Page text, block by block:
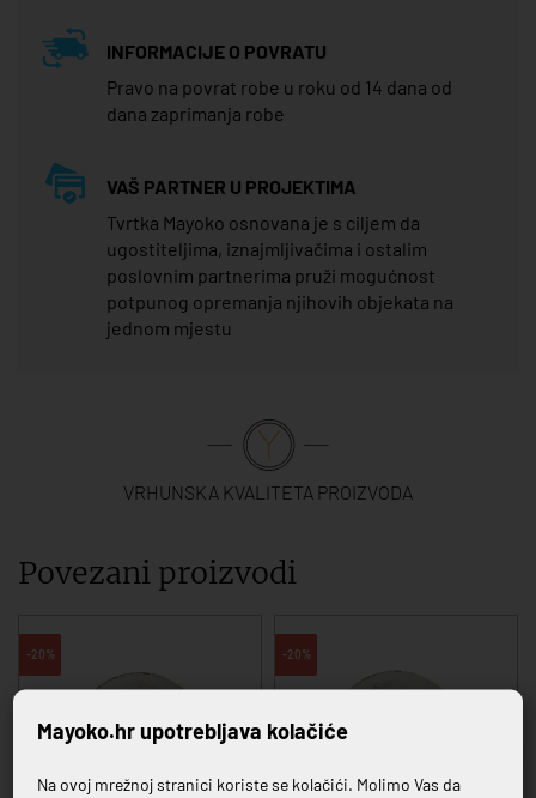
INFORMACIJE O POVRATU
Pravo na povrat robe u roku od 14 dana od
dana zaprimanja robe
VAŠ PARTNER U PROJEKTIMA
Tvrtka Mayoko osnovana je s ciljem da
ugostiteljima, iznajmljivačima i ostalim
poslovnim partnerima pruži mogućnost
potpunog opremanja njihovih objekata na
jednom mjestu
VRHUNSKA KVALITETA PROIZVODA
Povezani proizvodi
-20% -20%
Mayoko.hr upotrebljava kolačiće
Na ovoj mrežnoj stranici koriste se kolačići. Molimo Vas da